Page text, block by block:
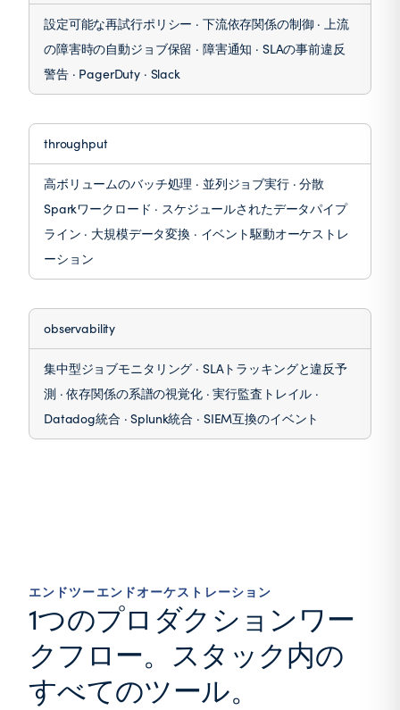
設定可能な再試行ポリシー · 下流依存関係の制御 · 上流
の障害時の自動ジョブ保留 · 障害通知 · SLAの事前違反
警告 · PagerDuty · Slack
throughput
高ボリュームのバッチ処理 · 並列ジョブ実行 · 分散
Sparkワークロード · スケジュールされたデータパイプ
ライン · 大規模データ変換 · イベント駆動オーケストレ
ーション
observability
集中型ジョブモニタリング · SLAトラッキングと違反予
測 · 依存関係の系譜の視覚化 · 実行監査トレイル ·
Datadog統合 · Splunk統合 · SIEM互換のイベント
エンドツーエンドオーケストレーション
1つのプロダクションワー
クフロー。スタック内の
すべてのツール。